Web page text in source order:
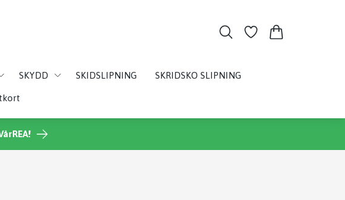
SKYDD SKIDSLIPNING SKRIDSKO SLIPNING